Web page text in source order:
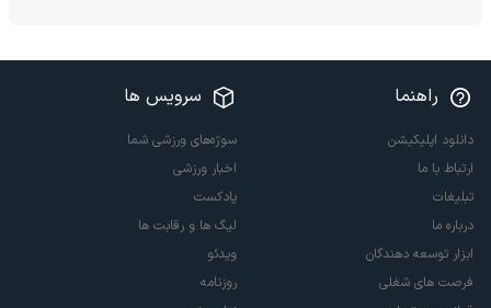
راهنما
دانلود اپلیکیشن
ارتباط با ما
تبلیغات
درباره ما
ابزار توسعه دهندگان
فرصت های شغلی
سرویس ها
سوژه‌های ورزشی شما
اخبار ورزشی
پادکست
لیگ ها و رقابت ها
ویدئو
روزنامه